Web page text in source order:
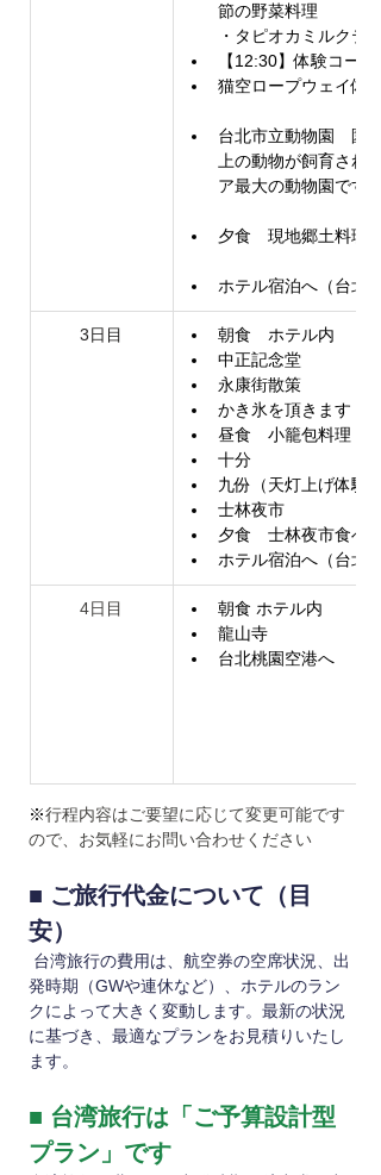
節の野菜料理
・タピオカミルクテ
【12:30】体験コース
猫空ロープウェイ体験
台北市立動物園　園
上の動物が飼育され
ア最大の動物園です。
夕食　現地郷土料理
ホテル宿泊へ（台北泊
3日目
朝食　ホテル内
中正記念堂
永康街散策
かき氷を頂きます
昼食　小籠包料理
十分
九份（天灯上げ体験
士林夜市
夕食　士林夜市食べ
ホテル宿泊へ（台北泊
4日目
朝食 ホテル内
龍山寺
台北桃園空港へ
※行程内容はご要望に応じて変更可能です
ので、お気軽にお問い合わせください
■ ご旅行代金について（目
安）
台湾旅行の費用は、航空券の空席状況、出
発時期（GWや連休など）、ホテルのラン
クによって大きく変動します。最新の状況
に基づき、最適なプランをお見積りいたし
ます。
■ 台湾旅行は「ご予算設計型
プラン」です